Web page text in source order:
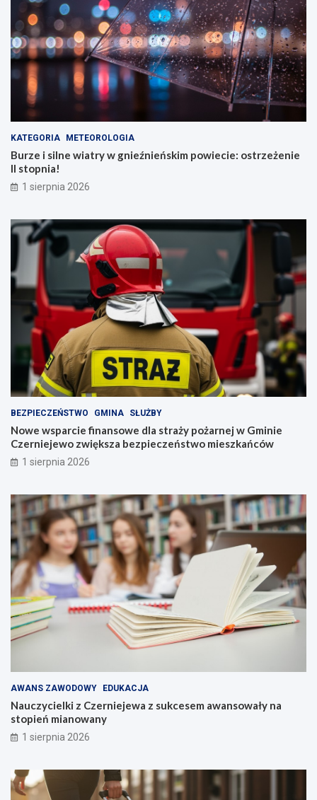
KATEGORIA METEOROLOGIA
Burze i silne wiatry w gnieźnieńskim powiecie: ostrzeżenie
II stopnia!
1 sierpnia 2026
BEZPIECZEŃSTWO GMINA SŁUŻBY
Nowe wsparcie finansowe dla straży pożarnej w Gminie
Czerniejewo zwiększa bezpieczeństwo mieszkańców
1 sierpnia 2026
AWANS ZAWODOWY EDUKACJA
Nauczycielki z Czerniejewa z sukcesem awansowały na
stopień mianowany
1 sierpnia 2026